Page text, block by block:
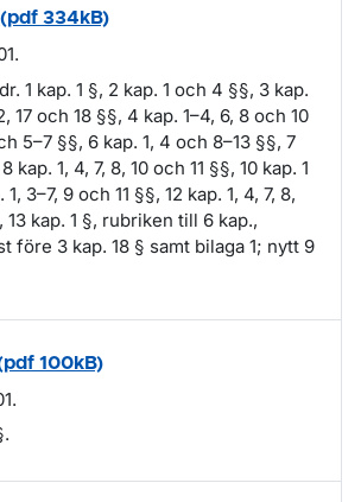
334kB)
1 kap. 1 §, 2 kap. 1 och 4 §§, 3 kap.
17 och 18 §§, 4 kap. 1–4, 6, 8 och 10
5–7 §§, 6 kap. 1, 4 och 8–13 §§, 7
kap. 1, 4, 7, 8, 10 och 11 §§, 10 kap. 1
3–7, 9 och 11 §§, 12 kap. 1, 4, 7, 8,
13 kap. 1 §, rubriken till 6 kap.,
före 3 kap. 18 § samt bilaga 1; nytt 9
100kB)